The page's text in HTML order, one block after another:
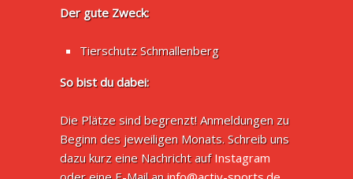
Der gute Zweck:
Tierschutz Schmallenberg
So bist du dabei:
Die Plätze sind begrenzt! Anmeldungen zu
Beginn des jeweiligen Monats. Schreib uns
dazu kurz eine Nachricht aufInstagram